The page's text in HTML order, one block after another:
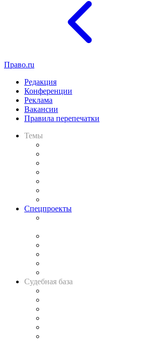
Право.ru
Редакция
Конференции
Реклама
Вакансии
Правила перепечатки
Темы
Спецпроекты
Судебная база